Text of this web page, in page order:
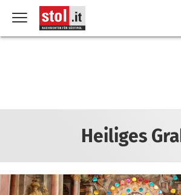
Heiliges